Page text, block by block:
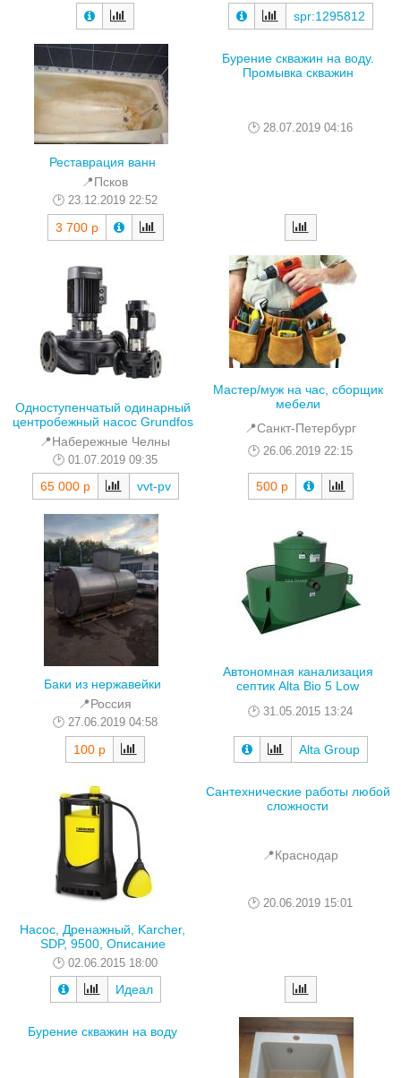
spr:1295812
Реставрация ванн
📍Псков
23.12.2019 22:52
3 700 р
Бурение скважин на воду.
Промывка скважин
28.07.2019 04:16
Одноступенчатый одинарный
центробежный насос Grundfos
📍Набережные Челны
01.07.2019 09:35
65 000 р vvt-pv
Мастер/муж на час, сборщик
мебели
📍Санкт-Петербург
26.06.2019 22:15
500 р
Баки из нержавейки
📍Россия
27.06.2019 04:58
100 р
Автономная канализация
септик Alta Bio 5 Low
31.05.2015 13:24
Alta Group
Насоc, Дренажный, Karcher,
SDP, 9500, Описание
02.06.2015 18:00
Идеал
Сантехнические работы любой
сложности
📍Краснодар
20.06.2019 15:01
Бурение скважин на воду